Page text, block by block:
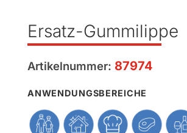
Ersatz-Gummilippe
Artikelnummer: 87974
ANWENDUNGSBEREICHE